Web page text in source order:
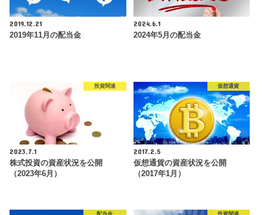
2019.12.21
2019年11月の配当金
2024.6.1
2024年5月の配当金
投資関連
2023.7.1
株式投資の資産状況を公開
（2023年6月）
仮想通貨
2017.2.5
仮想通貨の資産状況を公開
（2017年1月）
配当金 投資関連